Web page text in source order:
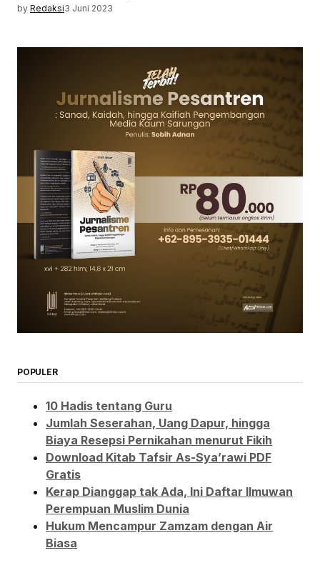
by Redaksi3 Juni 2023
POPULER
10 Hadis tentang Guru
Jumlah Seserahan, Uang Dapur, hingga
Biaya Resepsi Pernikahan menurut Fikih
Download Kitab Tafsir As-Sya’rawi PDF
Gratis
Kerap Dianggap tak Ada, Ini Daftar Ilmuwan
Perempuan Muslim Dunia
Hukum Mencampur Zamzam dengan Air
Biasa